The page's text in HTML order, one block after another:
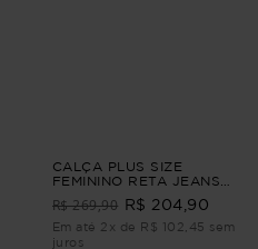
CALÇA PLUS SIZE
FEMININO RETA JEANS
DENGO Azul G
R$ 269,90 R$ 204,90
Em até 2x de R$ 102,45 sem
juros